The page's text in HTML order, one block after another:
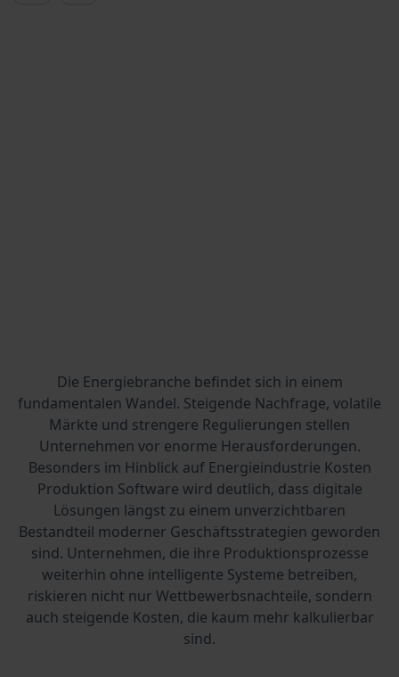
Die Energiebranche befindet sich in einem
fundamentalen Wandel. Steigende Nachfrage, volatile
Märkte und strengere Regulierungen stellen
Unternehmen vor enorme Herausforderungen.
Besonders im Hinblick auf Energieindustrie Kosten
Produktion Software wird deutlich, dass digitale
Lösungen längst zu einem unverzichtbaren
Bestandteil moderner Geschäftsstrategien geworden
sind. Unternehmen, die ihre Produktionsprozesse
weiterhin ohne intelligente Systeme betreiben,
riskieren nicht nur Wettbewerbsnachteile, sondern
auch steigende Kosten, die kaum mehr kalkulierbar
sind.